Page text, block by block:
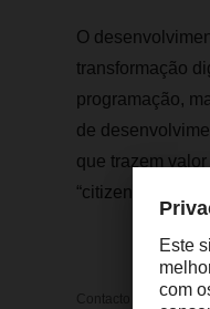
O
transformação
programação,
de
que trazem
“citizen
Contacto